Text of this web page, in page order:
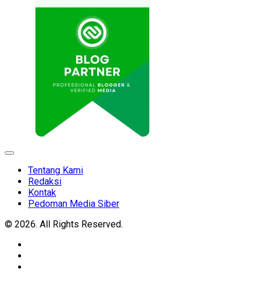
Expand
Tentang Kami
Redaksi
Kontak
Pedoman Media Siber
© 2026. All Rights Reserved.